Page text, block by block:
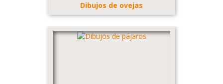
Dibujos de ovejas